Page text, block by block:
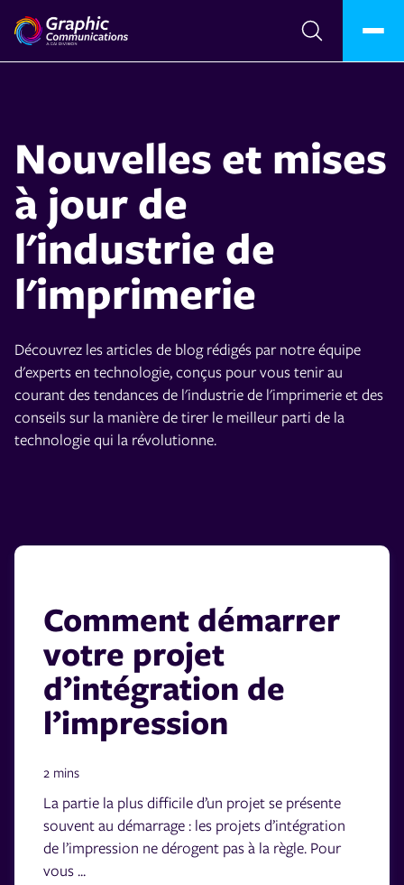
Nouvelles et mises
à jour de
l'industrie de
l'imprimerie
Découvrez les articles de blog rédigés par notre équipe
d'experts en technologie, conçus pour vous tenir au
courant des tendances de l'industrie de l'imprimerie et des
conseils sur la manière de tirer le meilleur parti de la
technologie qui la révolutionne.
Comment démarrer
votre projet
d’intégration de
l’impression
2 mins
La partie la plus difficile d’un projet se présente
souvent au démarrage : les projets d’intégration
de l’impression ne dérogent pas à la règle. Pour
vous ...